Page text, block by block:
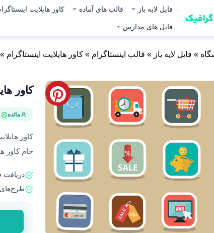
فایل لایه باز قالب های آماده کاور هایلایت
فایل های مدارس
» فایل لایه باز » قالب اینستاگرام » کاور هایلایت اینستاگرام »
کاور
مائده
کاور
خام کاور
دریافت
طرح‌های
کاور
هایلایت